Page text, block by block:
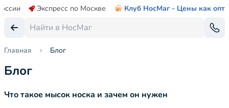
Экспресс по Москве Клуб НосМаг - Цены как опт
Главная Блог
Блог
Что такое мысок носка и зачем он нужен